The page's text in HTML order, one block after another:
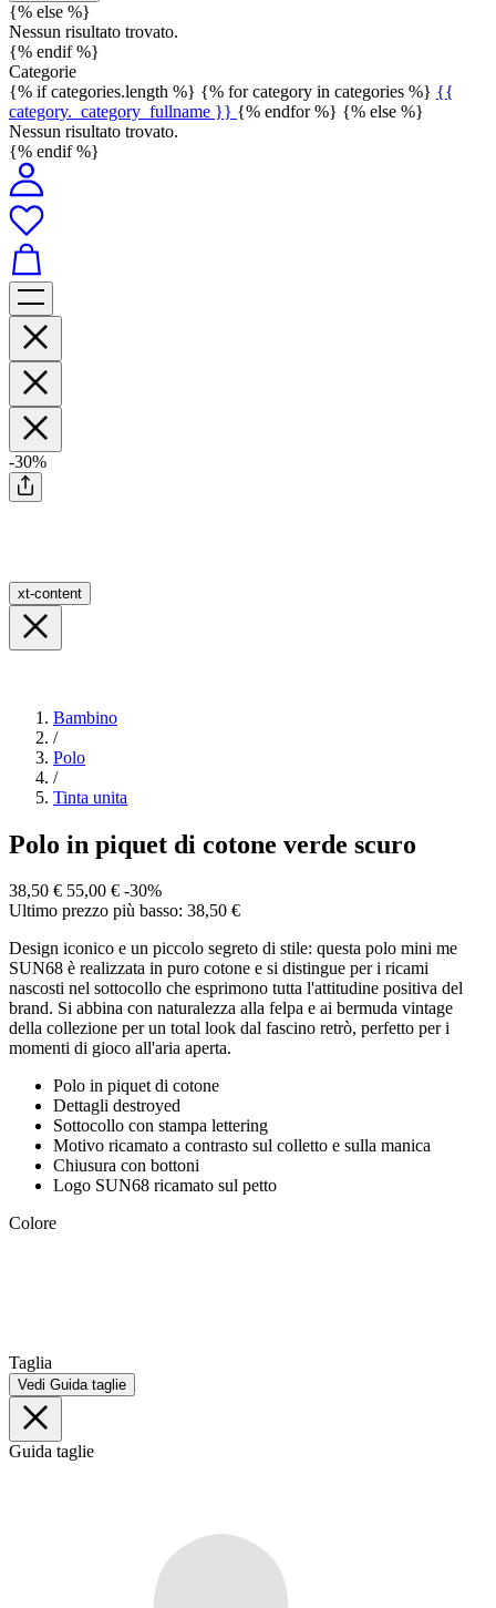
{% else %}
Nessun risultato trovato.
{% endif %}
Categorie
{% if categories.length %} {% for category in categories %} {{
category._category_fullname }} {% endfor %} {% else %}
Nessun risultato trovato.
{% endif %}
-30%
xt-content
Bambino
/
Polo
/
Tinta unita
Polo in piquet di cotone verde scuro
38,50 € 55,00 € -30%
Ultimo prezzo più basso: 38,50 €
Design iconico e un piccolo segreto di stile: questa polo mini me
SUN68 è realizzata in puro cotone e si distingue per i ricami
nascosti nel sottocollo che esprimono tutta l'attitudine positiva del
brand. Si abbina con naturalezza alla felpa e ai bermuda vintage
della collezione per un total look dal fascino retrò, perfetto per i
momenti di gioco all'aria aperta.
Polo in piquet di cotone
Dettagli destroyed
Sottocollo con stampa lettering
Motivo ricamato a contrasto sul colletto e sulla manica
Chiusura con bottoni
Logo SUN68 ricamato sul petto
Colore
Taglia
Vedi Guida taglie
Guida taglie